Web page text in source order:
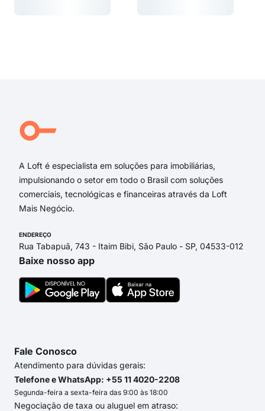
A Loft é especialista em soluções para imobiliárias,
impulsionando o setor em todo o Brasil com soluções
comerciais, tecnológicas e financeiras através da Loft
Mais Negócio.
ENDEREÇO
Rua Tabapuã, 743 - Itaim Bibi, São Paulo - SP, 04533-012
Baixe nosso app
Fale Conosco
Atendimento para dúvidas gerais:
Telefone e WhatsApp: +55 11 4020-2208
Segunda-feira a sexta-feira das 9:00 às 18:00
Negociação de taxa ou aluguel em atraso: